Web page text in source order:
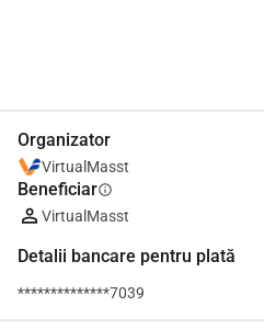
Organizator
VirtualMasst
Beneficiarinfo
VirtualMasst
Detalii bancare pentru plată
**************7039